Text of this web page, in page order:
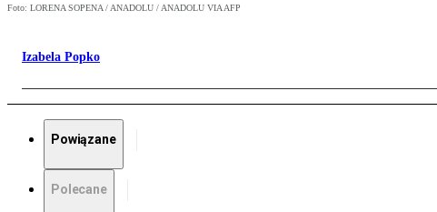
Foto: LORENA SOPENA / ANADOLU / ANADOLU VIA AFP
Izabela Popko
Powiązane
Polecane